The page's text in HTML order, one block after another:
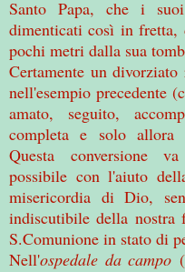
Santo Papa, che i suoi
dimenticati così in fretta,
pochi metri dalla sua
Certamente un
nell'esempio precedente
amato, seguito,
completa e solo allora
Questa conversione
possibile con l'aiuto
misericordia di Dio,
indiscutibile della
S.Comunione in stato di
Nell'ospedale da campo